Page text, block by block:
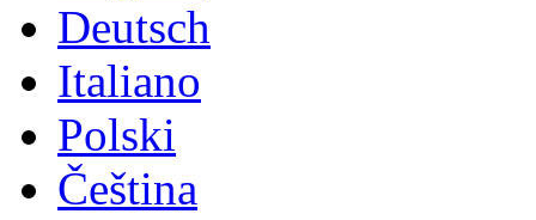
Deutsch
Italiano
Polski
Čeština